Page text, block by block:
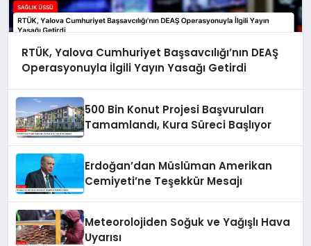
RTÜK, Yalova Cumhuriyet Başsavcılığı’nın DEAŞ
Operasyonuyla İlgili Yayın Yasağı Getirdi
500 Bin Konut Projesi Başvuruları
Tamamlandı, Kura Süreci Başlıyor
Erdoğan’dan Müslüman Amerikan
Cemiyeti’ne Teşekkür Mesajı
Meteorolojiden Soğuk ve Yağışlı Hava
Uyarısı